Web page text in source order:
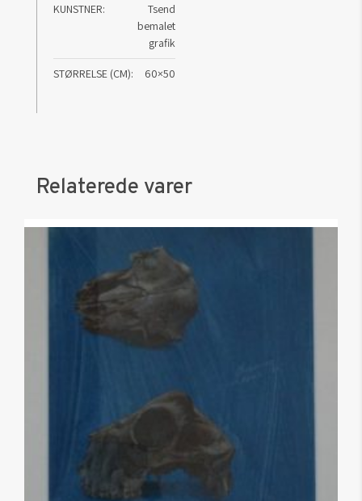
KUNSTNER
Tsend
bemalet
grafik
STØRRELSE (CM) 60×50
Relaterede varer